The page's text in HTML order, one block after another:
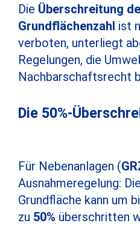
Die Überschreitung
Grundflächenzahl ist
verboten, unterliegt
Regelungen, die
Nachbarschaftsrecht
Die 50%-
Für Nebenanlagen (
Ausnahmeregelung:
Grundfläche kann um
zu 50% überschritten